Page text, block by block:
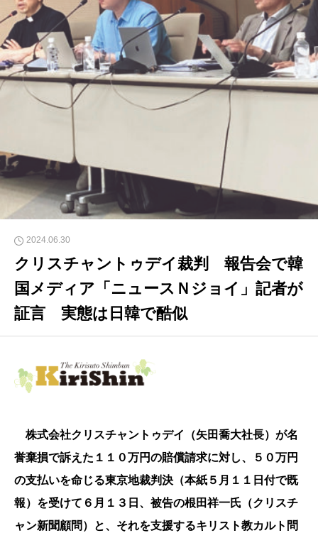
2024.06.30
クリスチャントゥデイ裁判 報告会で韓
国メディア「ニュースＮジョイ」記者が
証言 実態は日韓で酷似
株式会社クリスチャントゥデイ（矢田喬大社長）が名
誉棄損で訴えた１１０万円の賠償請求に対し、５０万円
の支払いを命じる東京地裁判決（本紙５月１１日付で既
報）を受けて６月１３日、被告の根田祥一氏（クリスチ
ャン新聞顧問）と、それを支援するキリスト教カルト問